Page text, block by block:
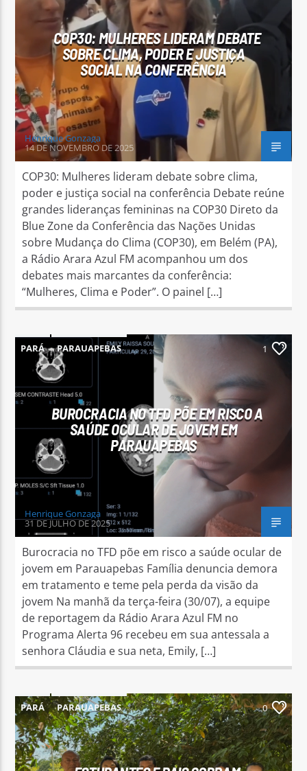
Arara Azul FM
COP30: MULHERES LIDERAM DEBATE
SOBRE CLIMA, PODER E JUSTIÇA
SOCIAL NA CONFERÊNCIA
Henrique Gonzaga
14 DE NOVEMBRO DE 2025
COP30: Mulheres lideram debate sobre clima,
poder e justiça social na conferência Debate reúne
grandes lideranças femininas na COP30 Direto da
Blue Zone da Conferência das Nações Unidas
sobre Mudança do Clima (COP30), em Belém (PA),
a Rádio Arara Azul FM acompanhou um dos
debates mais marcantes da conferência:
“Mulheres, Clima e Poder”. O painel […]
PARÁ PARAUAPEBAS 1
BUROCRACIA NO TFD PÕE EM RISCO A
SAÚDE OCULAR DE JOVEM EM
PARAUAPEBAS
Henrique Gonzaga
31 DE JULHO DE 2025
Burocracia no TFD põe em risco a saúde ocular de
jovem em Parauapebas Família denuncia demora
em tratamento e teme pela perda da visão da
jovem Na manhã da terça-feira (30/07), a equipe
de reportagem da Rádio Arara Azul FM no
Programa Alerta 96 recebeu em sua antessala a
senhora Cláudia e sua neta, Emily, […]
PARÁ PARAUAPEBAS 0